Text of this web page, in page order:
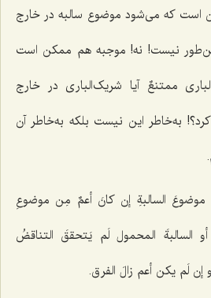
است که می‌شود موضوع سالبه در خارج
نیست! نه! موجبه هم ممکن است
ممتنعٌ آیا شریک‌‌الباری در خارج
به‌خاطر این نیست بلکه به‌خاطر آن
موضوعَ السالبةِ إن کانَ أعمٌ مِن موضوعِ
السالبةَ المحمول لَم یَتحققَ التناقضُ
إن لَم یکن أعم زالَ الفرق.